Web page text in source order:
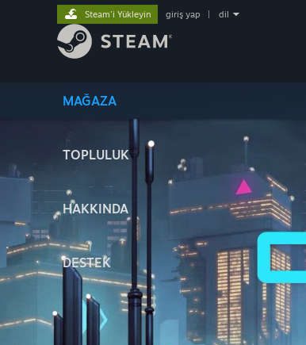
MAĞAZA
TOPLULUK
HAKKINDA
DESTEK
Steam'i Yükleyin giriş yap dil